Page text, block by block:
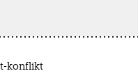
konflikt